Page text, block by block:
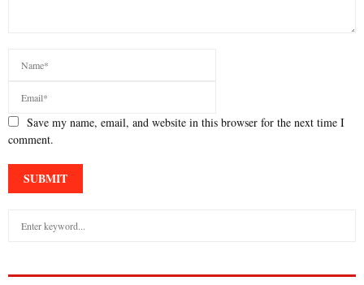
Save my name, email, and website in this browser for the next time I
comment.